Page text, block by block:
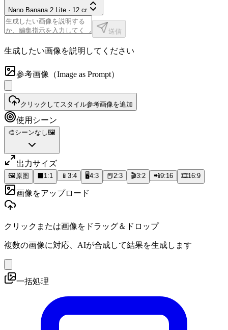
Nano Banana 2 Lite · 12 cr
送信
生成したい画像を説明してください
参考画像 （Image as Prompt）
クリックしてスタイル参考画像を追加
使用シーン
🎨シーンなし🖼️
出力サイズ
🖼️原图 1:1 📱 3:4 🖥️4:3 📕2:3 🎬3:2 📲9:16 🎞️16:9
画像をアップロード
クリックまたは画像をドラッグ＆ドロップ
複数の画像に対応、AIが合成して結果を生成します
一括処理